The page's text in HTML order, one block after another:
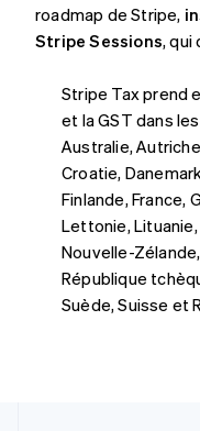
roadmap de Stripe,
Stripe Sessions, qui
Stripe Tax prend
et la GST dans
Australie,
Croatie,
Finlande, France,
Lettonie,
Nouvelle-
République
Suède, Suisse et
Portugal
Português
English 简体中文
République
English
Roumanie
English
Royaume-Uni
English
Singapour
English简体中文
Slovaquie
English